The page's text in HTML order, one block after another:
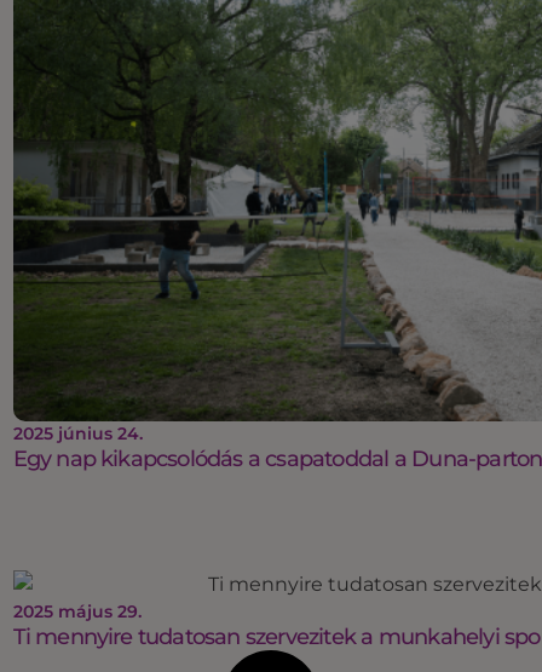
2025 június 24.
Egy nap kikapcsolódás a csapatoddal a Duna-parton
2025 május 29.
Ti mennyire tudatosan szervezitek a munkahelyi